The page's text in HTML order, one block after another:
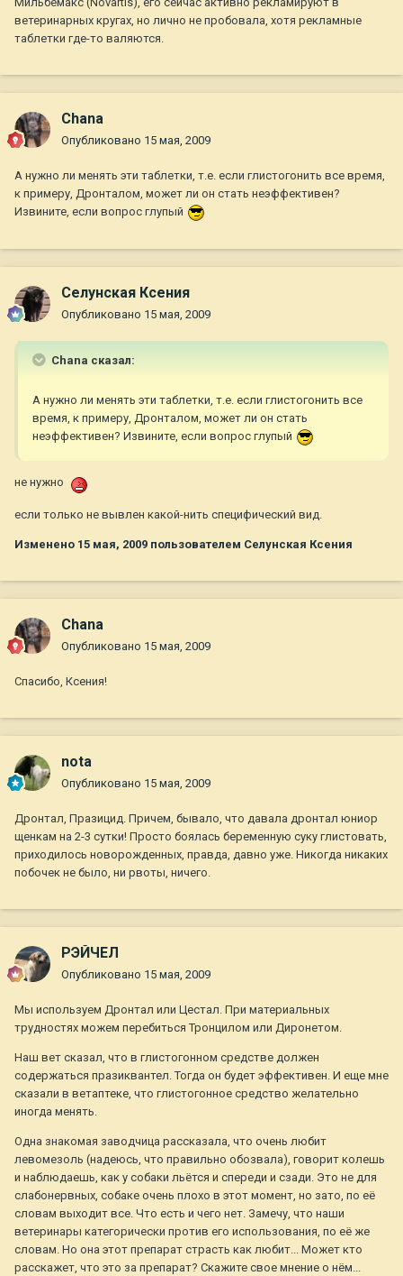
ветеринарных кругах, но лично не пробовала, хотя рекламные
таблетки где-то валяются.
Chana
Опубликовано 15 мая, 2009
А нужно ли менять эти таблетки, т.е. если глистогонить все время,
к примеру, Дронталом, может ли он стать неэффективен?
Извините, если вопрос глупый
Селунская Ксения
Опубликовано 15 мая, 2009
Chana сказал:
А нужно ли менять эти таблетки, т.е. если глистогонить все
время, к примеру, Дронталом, может ли он стать
неэффективен? Извините, если вопрос глупый
не нужно
если только не вывлен какой-нить специфический вид.
Изменено 15 мая, 2009 пользователем Селунская Ксения
Chana
Опубликовано 15 мая, 2009
Спасибо, Ксения!
nota
Опубликовано 15 мая, 2009
Дронтал, Празицид. Причем, бывало, что давала дронтал юниор
щенкам на 2-3 сутки! Просто боялась беременную суку глистовать,
приходилось новорожденных, правда, давно уже. Никогда никаких
побочек не было, ни рвоты, ничего.
РЭЙЧЕЛ
Опубликовано 15 мая, 2009
Мы используем Дронтал или Цестал. При материальных
трудностях можем перебиться Тронцилом или Диронетом.
Наш вет сказал, что в глистогонном средстве должен
содержаться празиквантел. Тогда он будет эффективен. И еще мне
сказали в ветаптеке, что глистогонное средство желательно
иногда менять.
Одна знакомая заводчица рассказала, что очень любит
левомезоль (надеюсь, что правильно обозвала), говорит колешь
и наблюдаешь, как у собаки льётся и спереди и сзади. Это не для
слабонервных, собаке очень плохо в этот момент, но зато, по её
словам выходит все. Что есть и чего нет. Замечу, что наши
ветеринары категорически против его использования, по её же
словам. Но она этот препарат страсть как любит... Может кто
расскажет, что это за препарат? Скажите свое мнение о нём...